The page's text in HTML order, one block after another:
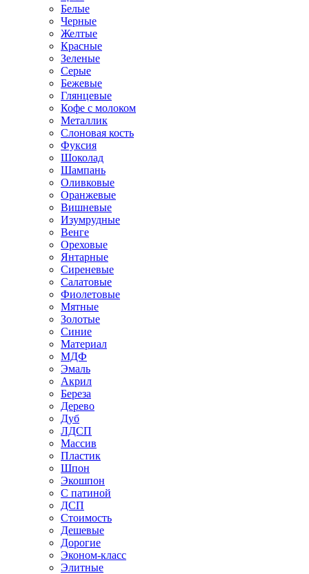
Белые
Черные
Желтые
Красные
Зеленые
Серые
Бежевые
Глянцевые
Кофе с молоком
Металлик
Слоновая кость
Фуксия
Шоколад
Шампань
Оливковые
Оранжевые
Вишневые
Изумрудные
Венге
Ореховые
Янтарные
Сиреневые
Салатовые
Фиолетовые
Мятные
Золотые
Синие
Материал
МДФ
Эмаль
Акрил
Береза
Дерево
Дуб
ЛДСП
Массив
Пластик
Шпон
Экошпон
С патиной
ДСП
Стоимость
Дешевые
Дорогие
Эконом-класс
Элитные